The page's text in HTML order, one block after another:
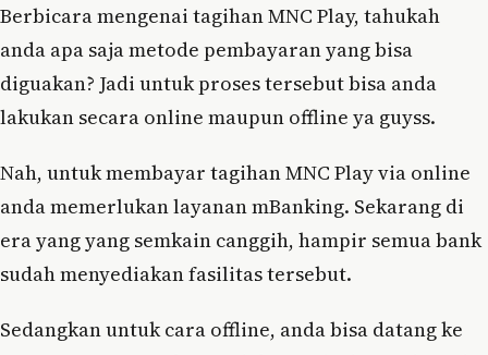
Berbicara mengenai tagihan MNC Play, tahukah
anda apa saja metode pembayaran yang bisa
diguakan? Jadi untuk proses tersebut bisa anda
lakukan secara online maupun offline ya guyss.
Nah, untuk membayar tagihan MNC Play via online
anda memerlukan layanan mBanking. Sekarang di
era yang yang semkain canggih, hampir semua bank
sudah menyediakan fasilitas tersebut.
Sedangkan untuk cara offline, anda bisa datang ke